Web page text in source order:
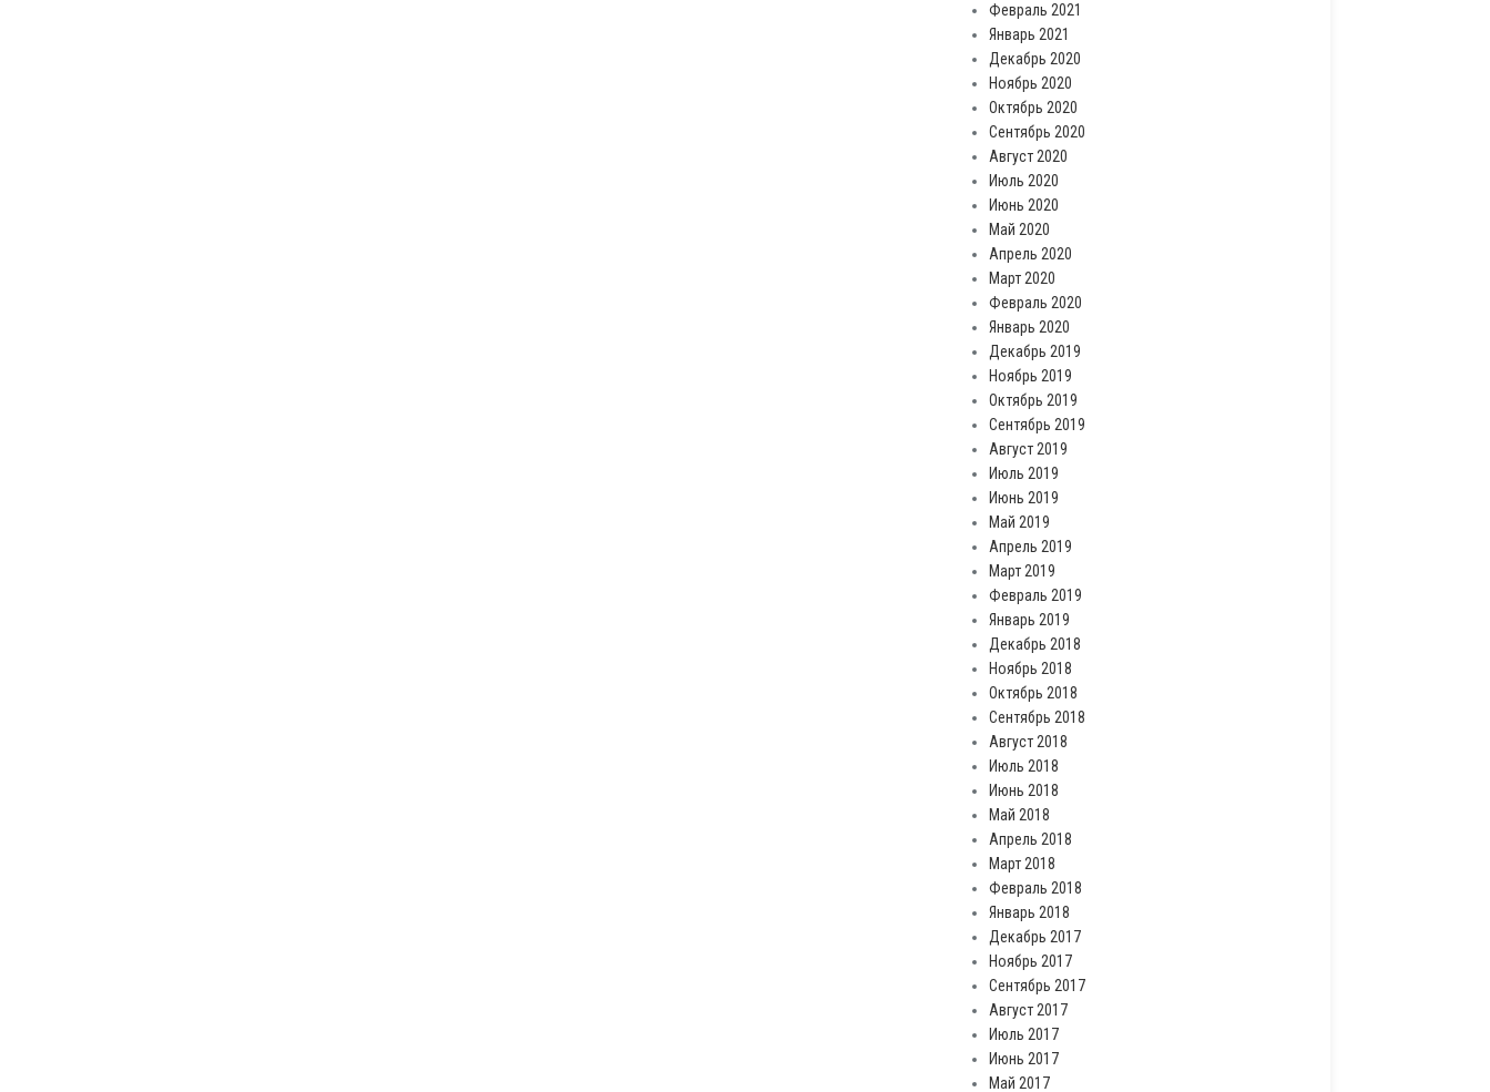
Февраль 2021
Январь 2021
Декабрь 2020
Ноябрь 2020
Октябрь 2020
Сентябрь 2020
Август 2020
Июль 2020
Июнь 2020
Май 2020
Апрель 2020
Март 2020
Февраль 2020
Январь 2020
Декабрь 2019
Ноябрь 2019
Октябрь 2019
Сентябрь 2019
Август 2019
Июль 2019
Июнь 2019
Май 2019
Апрель 2019
Март 2019
Февраль 2019
Январь 2019
Декабрь 2018
Ноябрь 2018
Октябрь 2018
Сентябрь 2018
Август 2018
Июль 2018
Июнь 2018
Май 2018
Апрель 2018
Март 2018
Февраль 2018
Январь 2018
Декабрь 2017
Ноябрь 2017
Сентябрь 2017
Август 2017
Июль 2017
Июнь 2017
Май 2017